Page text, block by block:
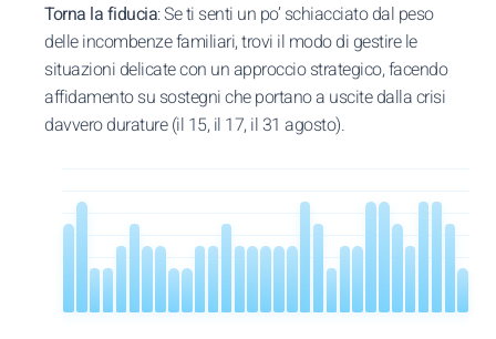
Torna la fiducia: Se ti senti un po’ schiacciato dal peso
delle incombenze familiari, trovi il modo di gestire le
situazioni delicate con un approccio strategico, facendo
affidamento su sostegni che portano a uscite dalla crisi
davvero durature (il 15, il 17, il 31 agosto).